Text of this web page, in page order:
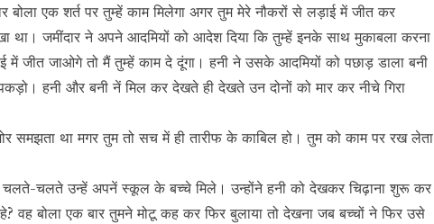
बोला एक शर्त पर तुम्हें काम मिलेगा अगर तुम मेरे नौकरों से लड़ाई में जीत कर
था। जमींदार ने अपने आदमियों को आदेश दिया कि तुम्हें इनके साथ मुकाबला करना
में जीत जाओगे तो मैं तुम्हें काम दे दूंगा। हनी ने उसके आदमियों को पछाड़ डाला बनी
हनी और बनी नें मिल कर देखते ही देखते उन दोनों को मार कर नीचे गिरा
समझता था मगर तुम तो सच में ही तारीफ के काबिल हो। तुम को काम पर रख लेता
चलते उन्हें अपनें स्कूल के बच्चे मिले। उन्होंने हनी को देखकर चिढ़ाना शुरू कर
वह बोला एक बार तुमने मोटू कह कर फिर बुलाया तो देखना जब बच्चों ने फिर उसे